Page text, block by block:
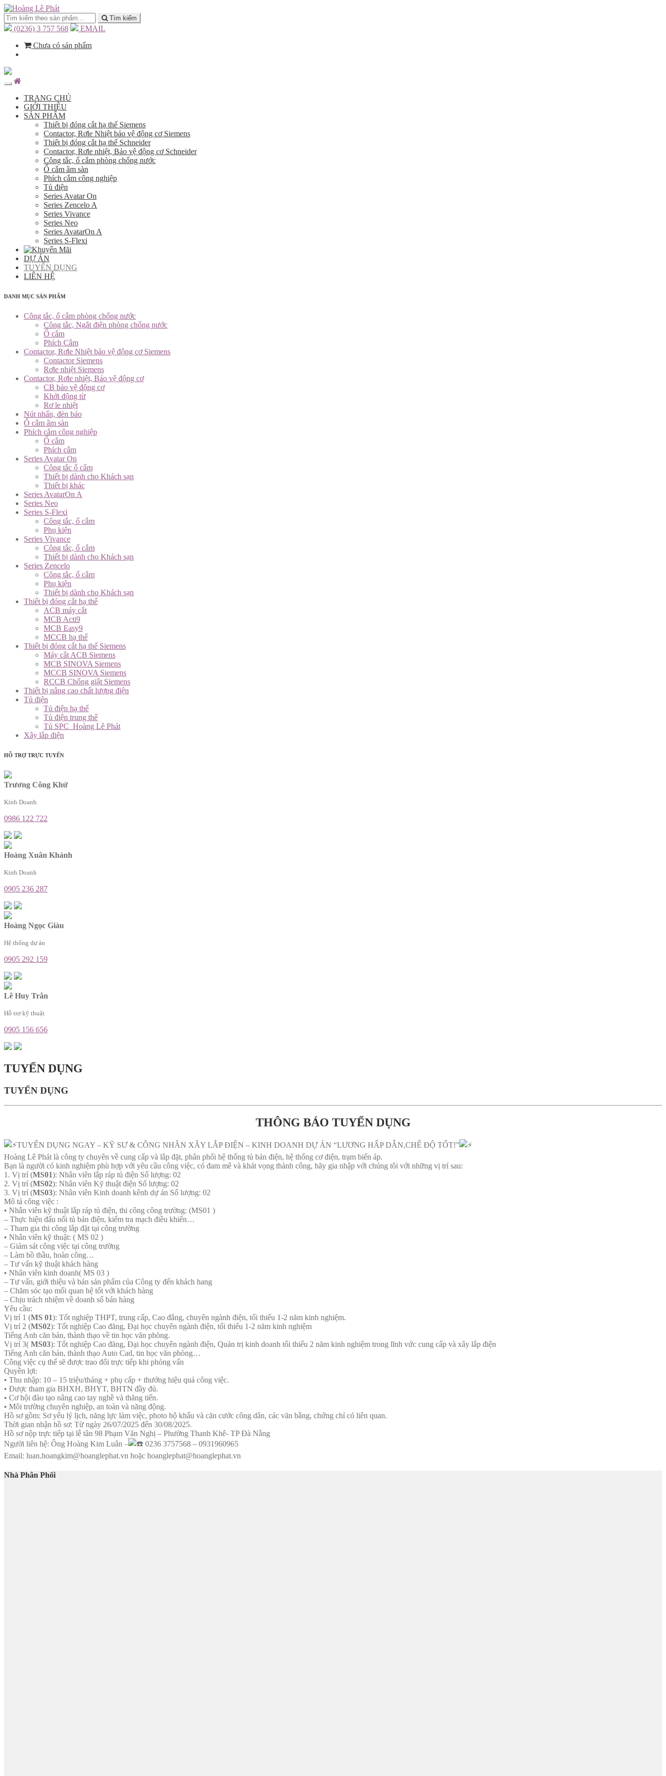
Tìm kiếm
(0236) 3 757 568
EMAIL
Chưa có sản phẩm
TRANG CHỦ
GIỚI THIỆU
SẢN PHẨM
Thiết bị đóng cắt hạ thế Siemens
Contactor, Rơle Nhiệt bảo vệ động cơ Siemens
Thiết bị đóng cắt hạ thế Schneider
Contactor, Rơle nhiệt, Bảo vệ động cơ Schneider
Công tắc, ổ cắm phòng chống nước
Ổ cắm âm sàn
Phích cắm công nghiệp
Tủ điện
Series Avatar On
Series Zencelo A
Series Vivance
Series Neo
Series AvatarOn A
Series S-Flexi
DỰ ÁN
TUYỂN DỤNG
LIÊN HỆ
DANH MỤC SẢN PHẨM
Công tắc, ổ cắm phòng chống nước
Công tắc, Ngắt điện phòng chống nước
Ổ cắm
Phích Cắm
Contactor, Rơle Nhiệt bảo vệ động cơ Siemens
Contactor Siemens
Rơle nhiệt Siemens
Contactor, Rơle nhiệt, Bảo vệ động cơ
CB bảo vệ động cơ
Khởi động từ
Rơ le nhiệt
Nút nhấn, đèn báo
Ổ cắm âm sàn
Phích cắm công nghiệp
Ổ cắm
Phích cắm
Series Avatar On
Công tắc ổ cắm
Thiết bị dành cho Khách sạn
Thiết bị khác
Series AvatarOn A
Series Neo
Series S-Flexi
Công tắc, ổ cắm
Phụ kiện
Series Vivance
Công tắc, ổ cắm
Thiết bị dành cho Khách sạn
Series Zencelo
Công tắc, ổ cắm
Phụ kiện
Thiết bị dành cho Khách sạn
Thiết bị đóng cắt hạ thế
ACB máy cắt
MCB Acti9
MCB Easy9
MCCB hạ thế
Thiết bị đóng cắt hạ thế Siemens
Máy cắt ACB Siemens
MCB SINOVA Siemens
MCCB SINOVA Siemens
RCCB Chống giật Siemens
Thiết bị nâng cao chất lượng điện
Tủ điện
Tủ điện hạ thế
Tủ điện trung thế
Tủ SPC_Hoàng Lê Phát
Xây lắp điện
HỖ TRỢ TRỰC TUYẾN
Trương Công Khứ
Kinh Doanh
0986 122 722
Hoàng Xuân Khánh
Kinh Doanh
0905 236 287
Hoàng Ngọc Giàu
Hệ thống dự án
0905 292 159
Lê Huy Trân
Hỗ trợ kỹ thuật
0905 156 656
TUYỂN DỤNG
TUYỂN DỤNG
THÔNG BÁO TUYỂN DỤNG
TUYỂN DỤNG NGAY – KỸ SƯ & CÔNG NHÂN XÂY LẮP ĐIỆN – KINH DOANH DỰ ÁN “LƯƠNG HẤP DẪN,CHẾ ĐỘ TỐT!”
Hoàng Lê Phát là công ty chuyên về cung cấp và lắp đặt, phân phối hệ thống tủ bản điện, hệ thống cơ điện, trạm biến áp.
Bạn là người có kinh nghiệm phù hợp với yêu cầu công việc, có đam mê và khát vọng thành công, hãy gia nhập với chúng tôi với những vị trí sau:
1. Vị trí (MS01): Nhân viên lắp ráp tủ điện Số lượng: 02
2. Vị trí (MS02): Nhân viên Kỹ thuật điện Số lượng: 02
3. Vị trí (MS03): Nhân viên Kinh doanh kênh dự án Số lượng: 02
Mô tả công việc :
• Nhân viên kỹ thuật lắp ráp tủ điện, thi công công trường: (MS01 )
– Thực hiện đấu nối tủ bản điện, kiểm tra mạch điều khiển…
– Tham gia thi công lắp đặt tại công trường
• Nhân viên kỹ thuật: ( MS 02 )
– Giám sát công việc tại công trường
– Làm hồ thầu, hoàn công…
– Tư vấn kỹ thuật khách hàng
• Nhân viên kinh doanh( MS 03 )
– Tư vấn, giới thiệu và bán sản phẩm của Công ty đến khách hang
– Chăm sóc tạo mối quan hệ tốt với khách hàng
– Chịu trách nhiệm về doanh số bán hàng
Yêu cầu:
Vị trí 1 (MS 01): Tốt nghiệp THPT, trung cấp, Cao đẳng, chuyên ngành điện, tối thiểu 1-2 năm kinh nghiệm.
Vị trí 2 (MS02): Tốt nghiệp Cao đăng, Đại học chuyên ngành điện, tối thiểu 1-2 năm kinh nghiệm
Tiếng Anh căn bản, thành thạo về tin học văn phòng.
Vị trí 3( MS03): Tốt nghiệp Cao đăng, Đại học chuyên ngành điện, Quản trị kinh doanh tối thiểu 2 năm kinh nghiệm trong lĩnh vức cung cấp và xây lắp điện
Tiếng Anh căn bản, thành thạo Auto Cad, tin học văn phòng…
Công việc cụ thể sẽ được trao đổi trực tiếp khi phỏng vấn
Quyền lợi:
• Thu nhập: 10 – 15 triệu/tháng + phụ cấp + thưởng hiệu quả công việc.
• Được tham gia BHXH, BHYT, BHTN đầy đủ.
• Cơ hội đào tạo nâng cao tay nghề và thăng tiến.
• Môi trường chuyên nghiệp, an toàn và năng động.
Hồ sơ gồm: Sơ yếu lý lịch, năng lực làm việc, photo hộ khẩu và căn cước công dân, các văn bằng, chứng chỉ có liên quan.
Thời gian nhận hồ sơ: Từ ngày 26/07/2025 đến 30/08/2025.
Hồ sơ nộp trực tiếp tại lễ tân 98 Phạm Văn Nghị – Phường Thanh Khê- TP Đà Nẵng
Người liên hệ: Ông Hoàng Kim Luân –
0236 3757568 – 0931960965
Email: luan.hoangkim@hoanglephat.vn hoặc hoanglephat@hoanglephat.vn
Nhà Phân Phối